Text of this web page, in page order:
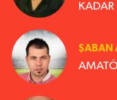
KADAR
ŞABAN